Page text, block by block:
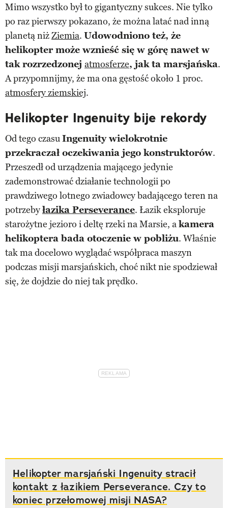
Mimo wszystko był to gigantyczny sukces. Nie tylko
po raz pierwszy pokazano, że można latać nad inną
planetą niżZiemia. Udowodniono też, że
helikopter może wznieść się w górę nawet w
tak rozrzedzonej atmosferze, jak ta marsjańska.
A przypomnijmy, że ma ona gęstość około 1 proc.
atmosfery ziemskiej.
Helikopter Ingenuity bije rekordy
Od tego czasuIngenuity wielokrotnie
przekraczał oczekiwania jego konstruktorów.
Przeszedł od urządzenia mającego jedynie
zademonstrować działanie technologii po
prawdziwego lotnego zwiadowcy badającego teren na
potrzebyłazika Perseverance. Łazik eksploruje
starożytne jezioro i deltę rzeki na Marsie, akamera
helikoptera bada otoczenie w pobliżu. Właśnie
tak ma docelowo wyglądać współpraca maszyn
podczas misji marsjańskich, choć nikt nie spodziewał
się, że dojdzie do niej tak prędko.
Helikopter marsjański Ingenuity stracił
kontakt z łazikiem Perseverance. Czy to
koniec przełomowej misji NASA?